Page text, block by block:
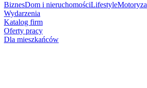
BiznesDom i nieruchomościLifestyle
Wydarzenia
Katalog firm
Oferty pracy
Dla mieszkańców